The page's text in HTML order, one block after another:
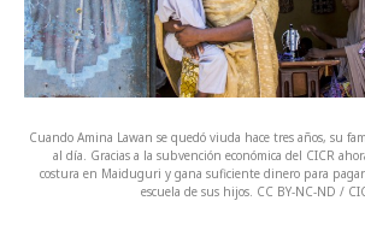
Cuando Amina Lawan se quedó viuda hace tres años, su
al día. Gracias a la subvención económica del CICR
costura en Maiduguri y gana suficiente dinero para pagar
escuela de sus hijos. CC BY-NC-ND /